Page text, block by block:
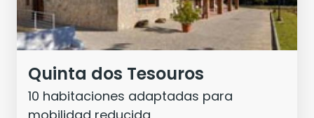
Quinta dos Tesouros
10 habitaciones adaptadas para